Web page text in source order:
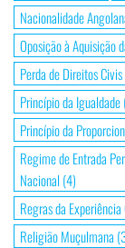
Nacionalidade
Oposição à Aquisição
Perda de Direitos
Princípio da Igualdade
Princípio da
Regime de Entrada
Nacional (4)
Regras da
Religião Muçulmana